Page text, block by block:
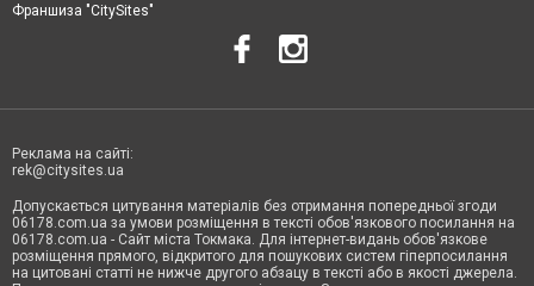
Франшиза "CitySites"
Реклама на сайті:
rek@citysites.ua
Допускається цитування матеріалів без отримання попередньої згоди
06178.com.ua за умови розміщення в тексті обов'язкового посилання на
06178.com.ua - Сайт міста Токмака. Для інтернет-видань обов'язкове
розміщення прямого, відкритого для пошукових систем гіперпосилання
на цитовані статті не нижче другого абзацу в тексті або в якості джерела.